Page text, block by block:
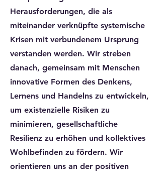
Herausforderungen, die als
miteinander verknüpfte systemische
Krisen mit verbundenem Ursprung
verstanden werden. Wir streben
danach, gemeinsam mit Menschen
innovative Formen des Denkens,
Lernens und Handelns zu entwickeln,
um existenzielle Risiken zu
minimieren, gesellschaftliche
Resilienz zu erhöhen und kollektives
Wohlbefinden zu fördern. Wir
orientieren uns an der positiven